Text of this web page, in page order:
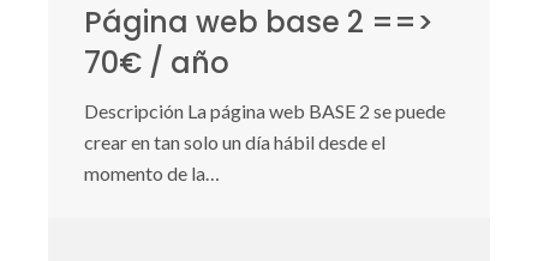
Página web base 2 ==>
70€ / año
Descripción La página web BASE 2 se puede
crear en tan solo un día hábil desde el
momento de la…